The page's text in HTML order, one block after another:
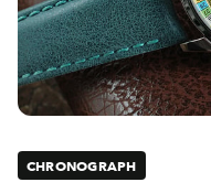
CHRONOGRAPH